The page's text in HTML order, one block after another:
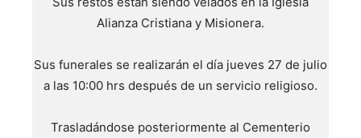
Alianza Cristiana y Misionera.
Sus funerales se realizarán el día jueves 27 de julio
a las 10:00 hrs después de un servicio religioso.
Trasladándose posteriormente al Cementerio